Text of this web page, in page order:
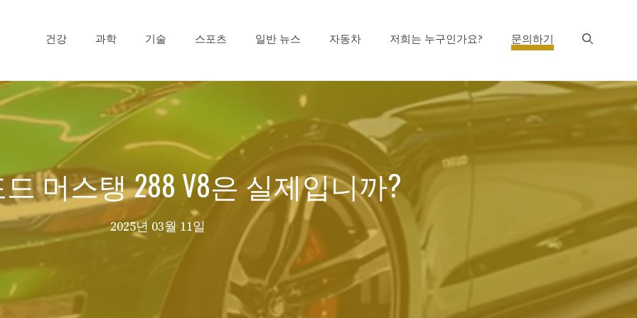
건강 과학 기술 스포츠 일반 뉴스 자동차 저희는 누구인가요? 문의하기
드 머스탱 288 V8은 실제입니까?
2025년 03월 11일